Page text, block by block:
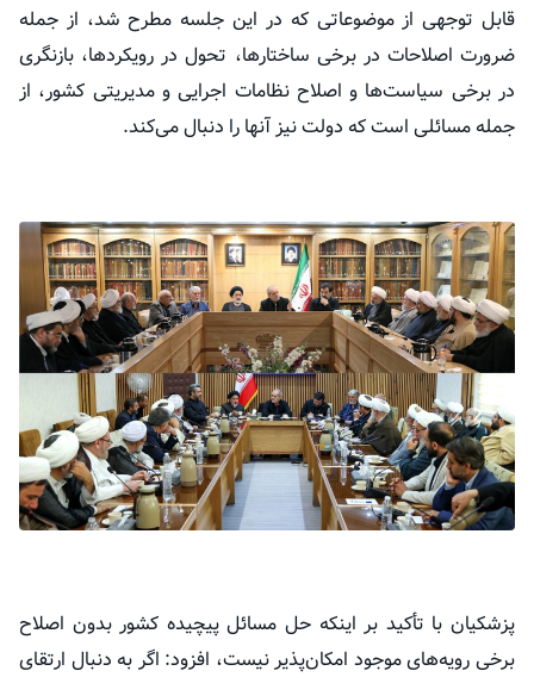
قابل توجهی از موضوعاتی که در این جلسه مطرح شد، از جمله
ضرورت اصلاحات در برخی ساختارها، تحول در رویکردها، بازنگری
در برخی سیاست‌ها و اصلاح نظامات اجرایی و مدیریتی کشور، از
جمله مسائلی است که دولت نیز آنها را دنبال می‌کند.
پزشکیان با تأکید بر اینکه حل مسائل پیچیده کشور بدون اصلاح
برخی رویه‌های موجود امکان‌پذیر نیست، افزود: اگر به دنبال ارتقای